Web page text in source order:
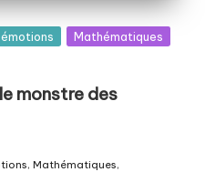
Mathématiques
monstre des
, Mathématiques,